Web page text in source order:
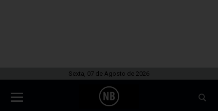
Sexta, 07 de Agosto de 2026